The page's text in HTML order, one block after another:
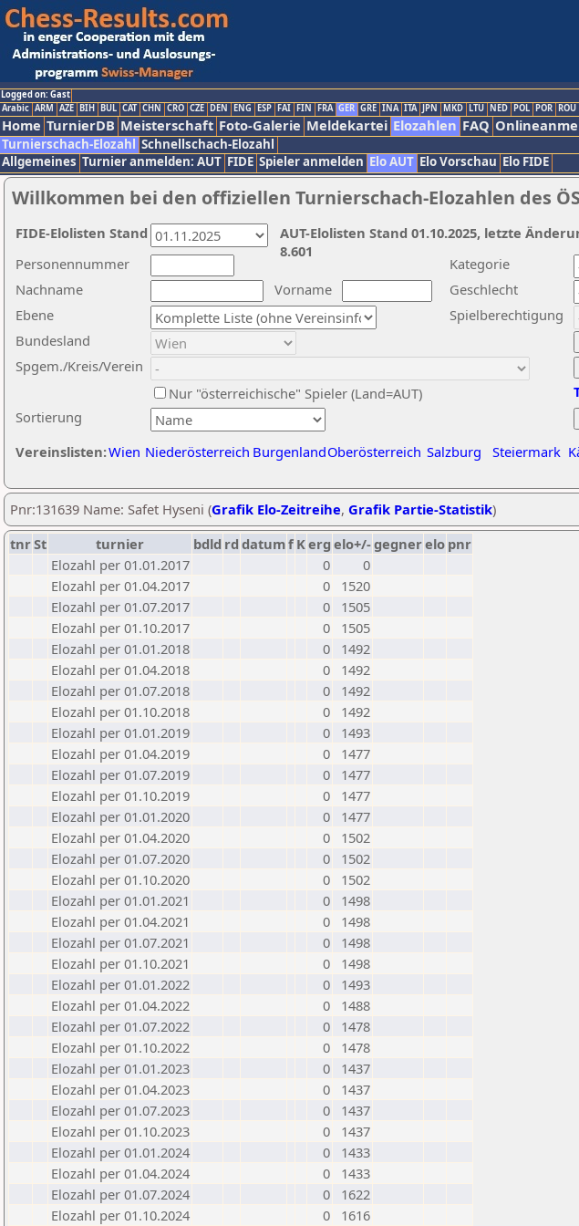
Logged on: Gast
Arabic ARM AZE BIH BUL CAT CHN CRO CZE DEN ENG ESP FAI FIN FRA GER GRE INA ITA JPN MKD LTU NED POL POR ROU
Home TurnierDB Meisterschaft Foto-Galerie Meldekartei Elozahlen FAQ
Turnierschach-Elozahl Schnellschach-Elozahl
Allgemeines Turnier anmelden: AUT FIDE Spieler anmelden Elo AUT Elo Vorschau Elo FIDE
Willkommen bei den offiziellen Turnierschach-Elozahlen des
Nachname
Vorname
Ebene
Kategorie
Sortierung
Personennummer
Bundesland
Spgem./Kreis/Verein
Geschlecht
Nur "österreichische" Spieler (Land=AUT)
Spielberechtigung
Vereinslisten:Wien Niederösterreich BurgenlandOberösterreich Salzburg Steiermark
AUT-Elolisten Stand 01.10.2025, letzte
8.601
FIDE-Elolisten Stand
Pnr:131639 Name: Safet Hyseni (Grafik Elo-Zeitreihe, Grafik Partie-Statistik)
tnrSt turnier bdld rd datumf Kerg elo+/-gegnerelo pnr
Elozahl per 01.01.2017
0
0
Elozahl per 01.04.2017
0
1520
Elozahl per 01.07.2017
0
1505
Elozahl per 01.10.2017
0
1505
Elozahl per 01.01.2018
0
1492
Elozahl per 01.04.2018
0
1492
Elozahl per 01.07.2018
0
1492
Elozahl per 01.10.2018
0
1492
Elozahl per 01.01.2019
0
1493
Elozahl per 01.04.2019
0
1477
Elozahl per 01.07.2019
0
1477
Elozahl per 01.10.2019
0
1477
Elozahl per 01.01.2020
0
1477
Elozahl per 01.04.2020
0
1502
Elozahl per 01.07.2020
0
1502
Elozahl per 01.10.2020
0
1502
Elozahl per 01.01.2021
0
1498
Elozahl per 01.04.2021
0
1498
Elozahl per 01.07.2021
0
1498
Elozahl per 01.10.2021
0
1498
Elozahl per 01.01.2022
0
1493
Elozahl per 01.04.2022
0
1488
Elozahl per 01.07.2022
0
1478
Elozahl per 01.10.2022
0
1478
Elozahl per 01.01.2023
0
1437
Elozahl per 01.04.2023
0
1437
Elozahl per 01.07.2023
0
1437
Elozahl per 01.10.2023
0
1437
Elozahl per 01.01.2024
0
1433
Elozahl per 01.04.2024
0
1433
Elozahl per 01.07.2024
0
1622
Elozahl per 01.10.2024
0 1616